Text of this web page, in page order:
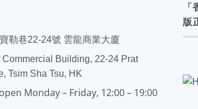
勒巷22-24號 雲龍商業大廈
Commercial Building, 22-24 Prat
Tsim Sha Tsu, HK
Monday – Friday, 12:00 – 19:00
版